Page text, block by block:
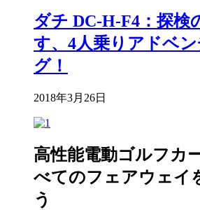
ダチ DC-H-F4：探検
す、4人乗りアドベン
グ！
2018年3月26日
高性能電動ゴルフカ
べてのフェアウェイ
う